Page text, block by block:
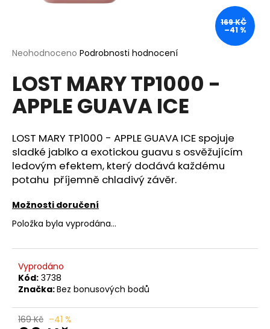
Průměrné
produktu
je
0,0
z
hvězdiček.
Neohodnoceno Podrobnosti hodnocení
LOST MARY TP1000 -
APPLE GUAVA ICE
LOST MARY TP1000 - APPLE GUAVA ICE spojuje
sladké jablko a exotickou guavu s osvěžujícím
ledovým efektem, který dodává každému
potahu příjemně chladivý závěr.
Možnosti doručení
Položka byla vyprodána…
Vyprodáno
Kód: 3738
Značka:Bez bonusových bodů
169 Kč –41 %
169 KČ
–41 %
í
t
?
HLEDAT
o
p
o
r
č
u
e
m